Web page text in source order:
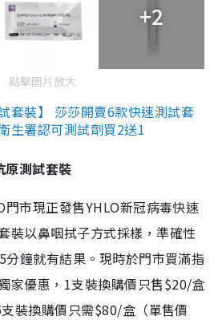
+2
點擊圖片放大
套裝】 莎莎開賣6款快速測試套
生署認可測試劑買2送1
原測試套裝
門市現正發售YHLO新冠病毒快速
裝以鼻咽拭子方式採樣，準確性
鐘就有結果。現時於門市買滿指
家優惠，1支裝換購價只售$20/盒
支裝換購價只需$80/盒（單售價